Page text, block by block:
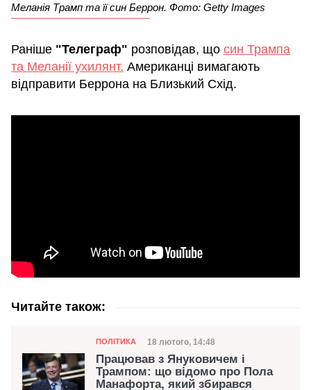
Меланія Трамп та її син Беррон. Фото: Getty Images
Раніше "Телеграф" розповідав, що син Трампа
та Меланії ухилянт. Американці вимагають
відправити Беррона на Близький Схід.
Читайте також:
Категорія
ПОЛІТИКА Дата публікації
18 лютого, 14:48
Працював з Януковичем і
Трампом: що відомо про Пола
Манафорта, який збирався